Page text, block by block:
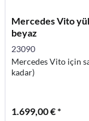
Mercedes Vito
beyaz
23090
Mercedes Vito için
kadar)
1.699,00 € *